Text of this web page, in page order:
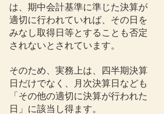
は、期中会計基準に準じた決算が
適切に行われていれば、その日を
みなし取得日等とすることも否定
されないとされています。
そのため、実務上は、四半期決算
日だけでなく、月次決算日なども
「その他の適切に決算が行われた
日」に該当し得ます。